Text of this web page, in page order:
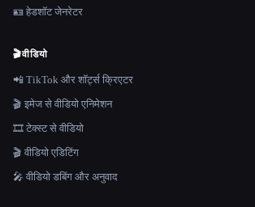
🪪 हेडशॉट जेनरेटर
🎬वीडियो
📲 TikTok और शॉर्ट्स क्रिएटर
🎬 इमेज से वीडियो एनिमेशन
🎞️ टेक्स्ट से वीडियो
🎬 वीडियो एडिटिंग
🎤 वीडियो डबिंग और अनुवाद